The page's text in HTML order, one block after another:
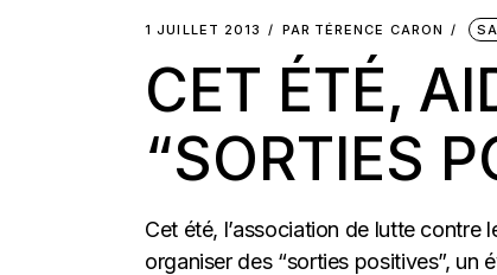
1 JUILLET 2013 PAR TÉRENCE CARON
CET ÉTÉ,
“SORTIES
Cet été, l’association de lutte contre
organiser des “sorties positives”, un